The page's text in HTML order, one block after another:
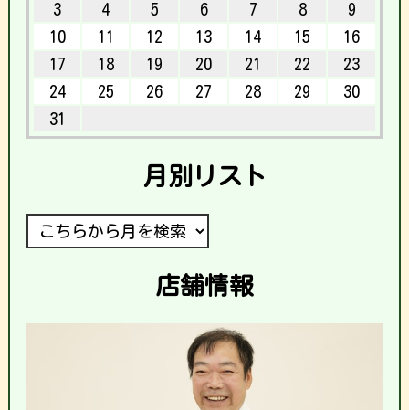
3
4 5 6 7 8
9
10
11 12 13 14 15
16
17
18 19 20 21 22
23
24
25 26 27 28 29
30
31
月別リスト
店舗情報